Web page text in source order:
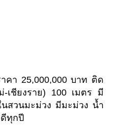
คา 25,000,000 บาท ติด
เชียงราย) 100 เมตร มี
สวนมะม่วง มีมะม่วง น้ำ
ทุกปี